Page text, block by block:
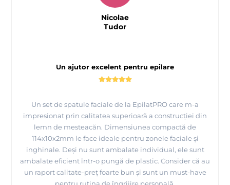
Un ajutor excelent pentru epilare
Un set de spatule faciale de la EpilatPRO care m-a
impresionat prin calitatea superioară a construcției din
lemn de mesteacăn. Dimensiunea compactă de
114x10x2mm le face ideale pentru zonele faciale și
inghinale. Deși nu sunt ambalate individual, ele sunt
ambalate eficient într-o pungă de plastic. Consider că au
un raport calitate-preț foarte bun și sunt un must-have
Nicolae
Tudor